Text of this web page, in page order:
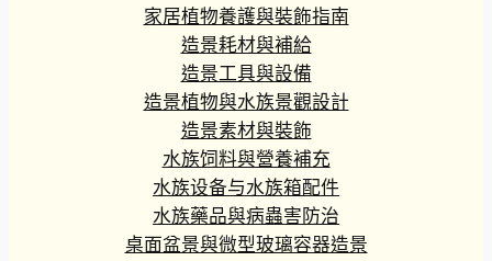
家居植物養護與裝飾指南
造景耗材與補給
造景工具與設備
造景植物與水族景觀設計
造景素材與裝飾
水族饲料與營養補充
水族设备与水族箱配件
水族藥品與病蟲害防治
桌面盆景與微型玻璃容器造景